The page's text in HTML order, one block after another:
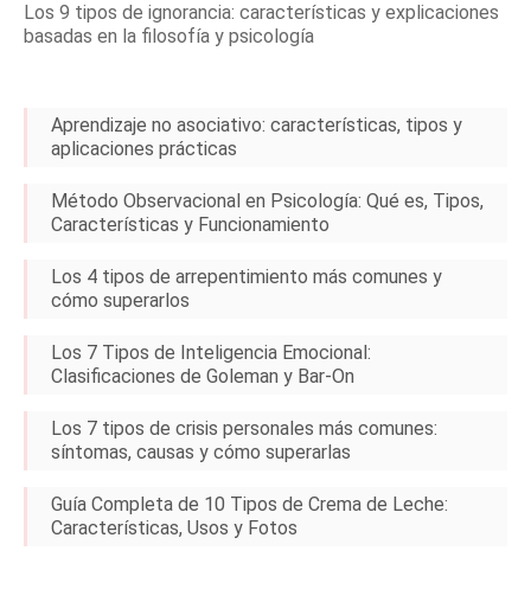
Los 9 tipos de ignorancia: características y explicaciones
basadas en la filosofía y psicología
Aprendizaje no asociativo: características, tipos y
aplicaciones prácticas
Método Observacional en Psicología: Qué es, Tipos,
Características y Funcionamiento
Los 4 tipos de arrepentimiento más comunes y
cómo superarlos
Los 7 Tipos de Inteligencia Emocional:
Clasificaciones de Goleman y Bar-On
Los 7 tipos de crisis personales más comunes:
síntomas, causas y cómo superarlas
Guía Completa de 10 Tipos de Crema de Leche:
Características, Usos y Fotos